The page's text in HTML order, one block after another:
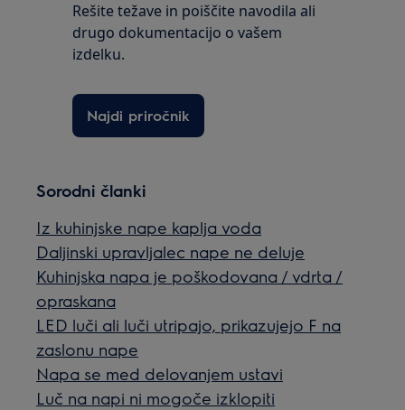
Rešite težave in poiščite navodila ali
drugo dokumentacijo o vašem
izdelku.
Najdi priročnik
Sorodni članki
Iz kuhinjske nape kaplja voda
Daljinski upravljalec nape ne deluje
Kuhinjska napa je poškodovana / vdrta /
opraskana
LED luči ali luči utripajo, prikazujejo F na
zaslonu nape
Napa se med delovanjem ustavi
Luč na napi ni mogoče izklopiti